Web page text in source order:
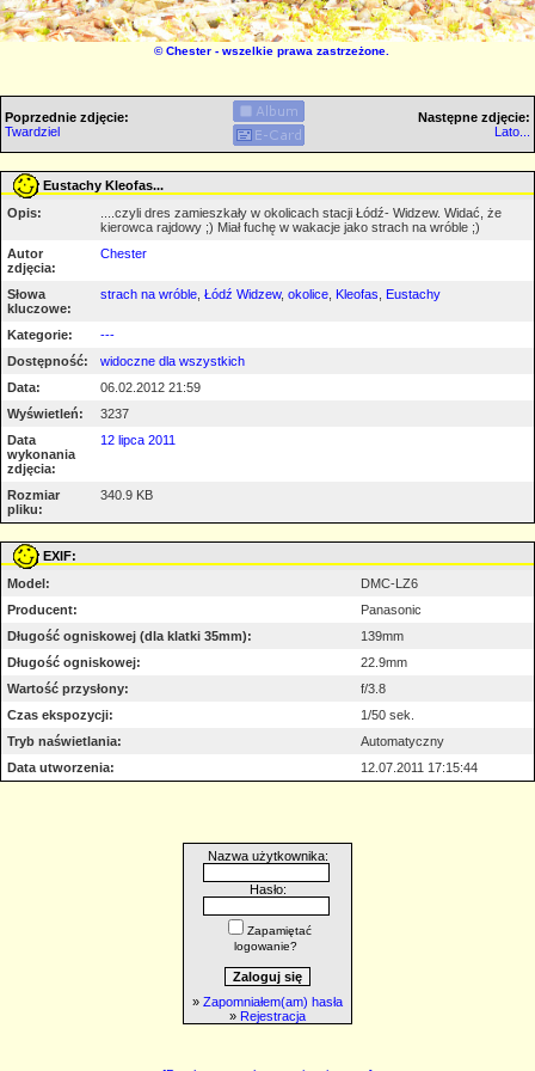
©Chester- wszelkie prawa zastrzeżone.
Poprzednie zdjęcie:
Twardziel
Następne zdjęcie:
Lato...
Eustachy Kleofas...
Opis:
....czyli dres zamieszkały w okolicach stacji Łódź- Widzew. Widać, że
kierowca rajdowy ;) Miał fuchę w wakacje jako strach na wróble ;)
Autor
zdjęcia:
Chester
Słowa
kluczowe:
strach na wróble Łódź Widzew, okolice Kleofas Eustachy
Kategorie:
---
Dostępność:
widoczne dla wszystkich
Data:
06.02.2012 21:59
Wyświetleń:
3237
Data
wykonania
zdjęcia:
12 lipca 2011
Rozmiar
pliku:
340.9 KB
EXIF:
Model:
DMC-LZ6
Producent:
Panasonic
Długość ogniskowej (dla klatki 35mm):
139mm
Długość ogniskowej:
22.9mm
Wartość przysłony:
f/3.8
Czas ekspozycji:
1/50 sek.
Tryb naświetlania:
Automatyczny
Data utworzenia:
12.07.2011 17:15:44
Nazwa użytkownika:
Hasło:
Zapamiętać
logowanie?
» Zapomniałem(am) hasła
» Rejestracja